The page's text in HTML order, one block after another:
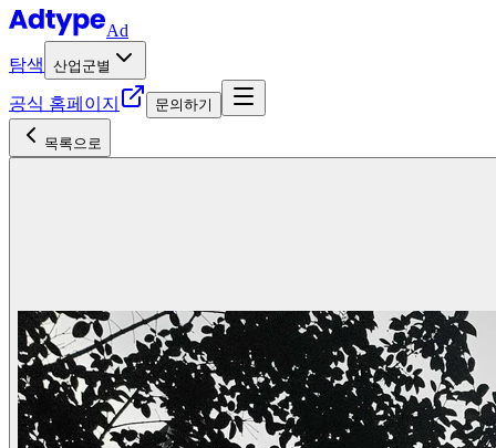
Ad
탐색
산업군별
공식 홈페이지 문의하기
목록으로